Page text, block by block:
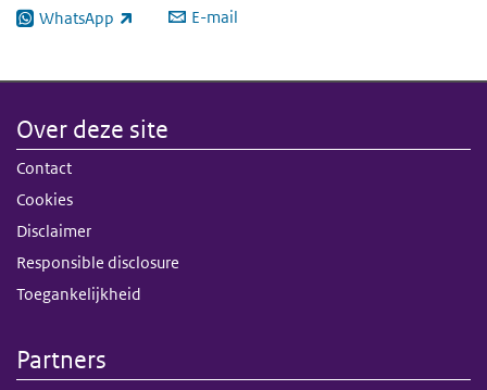
WhatsApp
(externe link) E-mail
Over deze site
Contact
Cookies
Disclaimer
Responsible disclosure
Toegankelijkheid
Partners